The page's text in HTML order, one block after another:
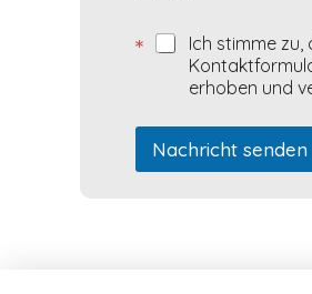
* Ich stimme zu,
erhoben und
Nachricht senden